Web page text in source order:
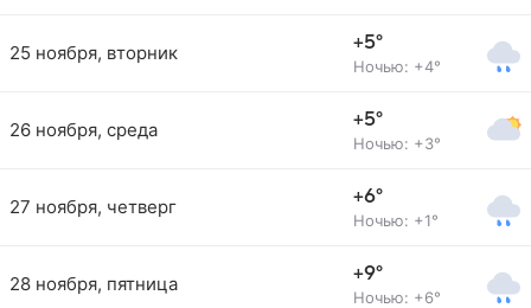
25 ноября, вторник +5°
Ночью: +4°
26 ноября, среда +5°
Ночью: +3°
27 ноября, четверг +6°
Ночью: +1°
28 ноября, пятница +9°
Ночью: +6°